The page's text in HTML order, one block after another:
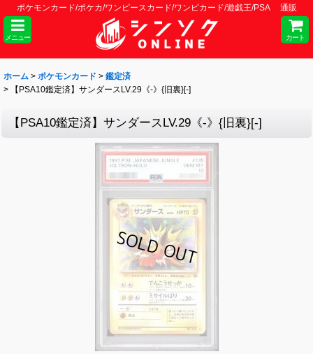
ポケモンカード/ポケカ/ワンピースカード/ワンピカード/遊戯王/PSA 通販
メニュー カート
ホーム > ポケモンカード > 鑑定済
>
【PSA10鑑定済】サンダースLV.29《-》{旧裏}[-]
【PSA10鑑定済】サンダースLV.29《-》{旧裏}[-]